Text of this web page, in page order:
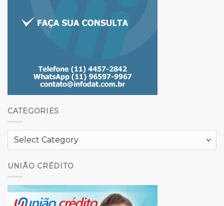
CATEGORIES
UNIÃO CRÉDITO